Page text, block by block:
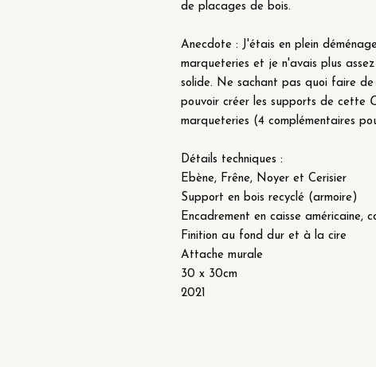
de placages de bois.
Anecdote : J'étais en plein
marqueteries et je n'avais plus
solide. Ne sachant pas quoi faire
pouvoir créer les supports de cette
marqueteries (4 complémentaires
Détails techniques :
Ebène, Frêne, Noyer et Cerisier
Support en bois recyclé (armoire)
Encadrement en caisse américaine,
Finition au fond dur et à la cire
Attache murale
30 x 30cm
2021